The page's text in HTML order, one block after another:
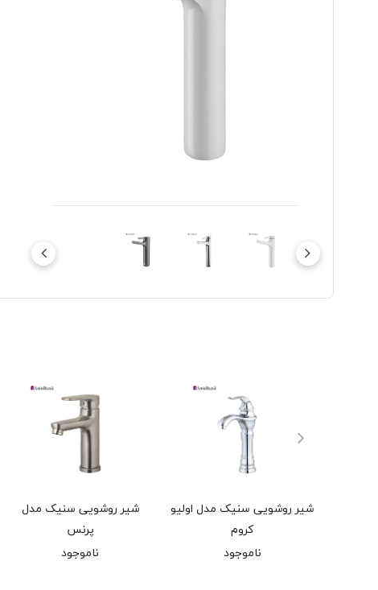
شیر روشویی سنیک مدل اولیو
کروم
ناموجود
شیر روشویی سنیک مدل
پرنس
ناموجود